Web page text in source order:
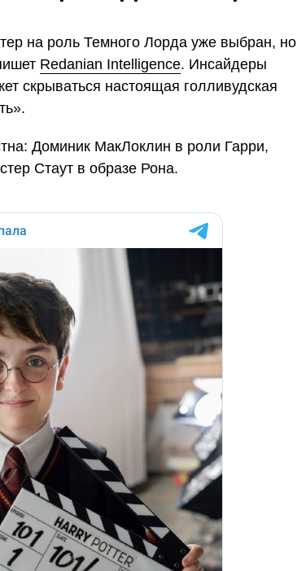
на роль Темного Лорда уже выбран, но
Redanian Intelligence. Инсайдеры
скрываться настоящая голливудская
Доминик МакЛоклин в роли Гарри,
Стаут в образе Рона.